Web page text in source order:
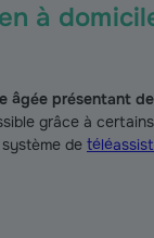
à
âgée présentant
grâce à
de